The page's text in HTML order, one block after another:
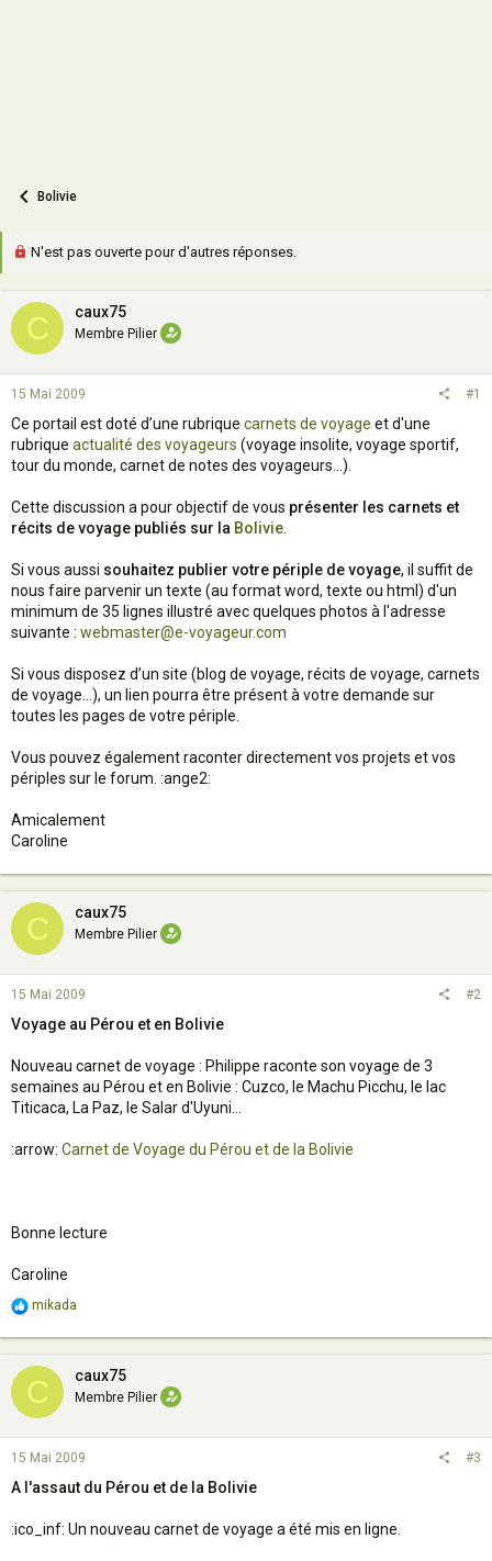
Bolivie
N'est pas ouverte pour d'autres réponses.
C caux75
Membre Pilier
15 Mai 2009 #1
Ce portail est doté d’une rubrique carnets de voyage et d'une
rubrique actualité des voyageurs (voyage insolite, voyage sportif,
tour du monde, carnet de notes des voyageurs...).
Cette discussion a pour objectif de vous présenter les carnets et
récits de voyage publiés sur la Bolivie
Si vous aussi souhaitez publier votre périple de voyage, il suffit de
nous faire parvenir un texte (au format word, texte ou html) d'un
minimum de 35 lignes illustré avec quelques photos à l'adresse
suivante : webmaster@e-voyageur.com
Si vous disposez d’un site (blog de voyage, récits de voyage, carnets
de voyage…), un lien pourra être présent à votre demande sur
toutes les pages de votre périple.
Vous pouvez également raconter directement vos projets et vos
périples sur le forum. :ange2:
Amicalement
Caroline
C caux75
Membre Pilier
15 Mai 2009 #2
Voyage au Pérou et en Bolivie
Nouveau carnet de voyage : Philippe raconte son voyage de 3
semaines au Pérou et en Bolivie : Cuzco, le Machu Picchu, le lac
Titicaca, La Paz, le Salar d'Uyuni...
:arrow: Carnet de Voyage du Pérou et de la Bolivie
Bonne lecture
Caroline
R
a
c
i
:
mikada
C caux75
Membre Pilier
15 Mai 2009 #3
A l'assaut du Pérou et de la Bolivie
:ico_inf: Un nouveau carnet de voyage a été mis en ligne.